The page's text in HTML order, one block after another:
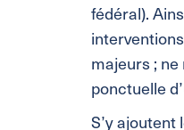
fédéral).
majeurs ;
ponctuelle
S’y ajoutent